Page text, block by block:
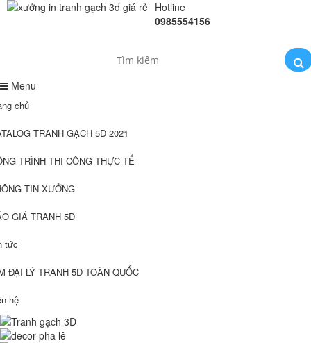
Hotline
0985554156
Menu
chủ
TRANH GẠCH 5D 2021
TRÌNH THI CÔNG THỰC TẾ
TIN XƯỞNG
GIÁ TRANH 5D
tức
ĐẠI LÝ TRANH 5D TOÀN QUỐC
hệ